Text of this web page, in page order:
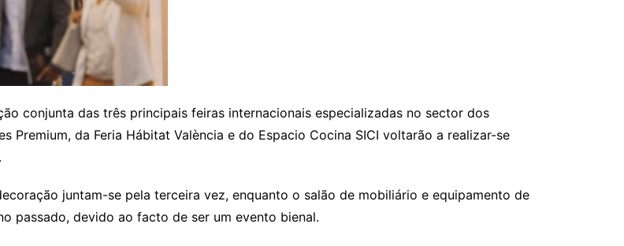
conjunta das três principais feiras internacionais especializadas no sector dos
Premium, da Feria Hábitat València e do Espacio Cocina SICI voltarão a realizar-se
juntam-se pela terceira vez, enquanto o salão de mobiliário e equipamento de
passado, devido ao facto de ser um evento bienal.